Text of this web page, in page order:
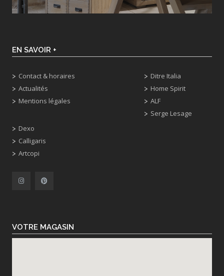
EN SAVOIR +
Contact & horaires
Actualités
Mentions légales
Dexo
Calligaris
Artcopi
Ditre Italia
Home Spirit
ALF
Serge Lesage
VOTRE MAGASIN